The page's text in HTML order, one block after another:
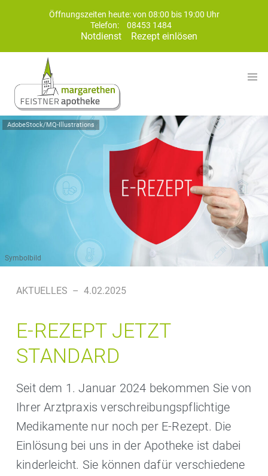
Öffnungszeiten heute: von 08:00 bis 19:00 Uhr
Telefon:
08453 1484
Notdienst Rezept einlösen
AdobeStock/MQ-Illustrations
Symbolbild
AKTUELLES – 4.02.2025
E-REZEPT JETZT
STANDARD
Seit dem 1. Januar 2024 bekommen Sie von
Ihrer Arztpraxis verschreibungspflichtige
Medikamente nur noch per E-Rezept. Die
Einlösung bei uns in der Apotheke ist dabei
kinderleicht. Sie können dafür verschiedene